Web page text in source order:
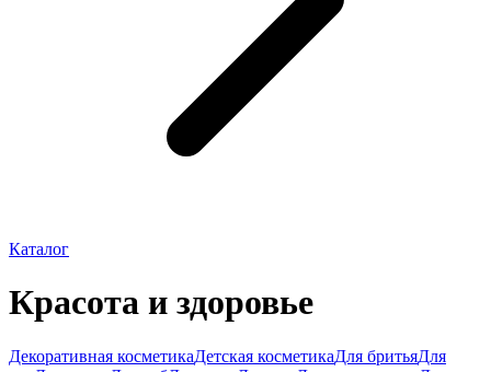
Каталог
Красота и здоровье
Декоративная косметикаДетская косметикаДля бритьяДля